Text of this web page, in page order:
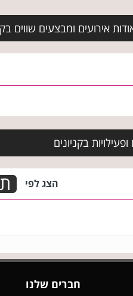
אירועים ומבצעים שווים
בקניונים
הצג לפי
חברים שלנו